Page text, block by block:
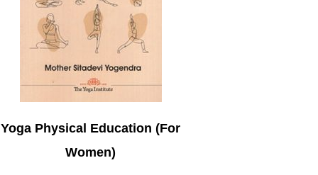
Yoga Physical Education (For
Women)